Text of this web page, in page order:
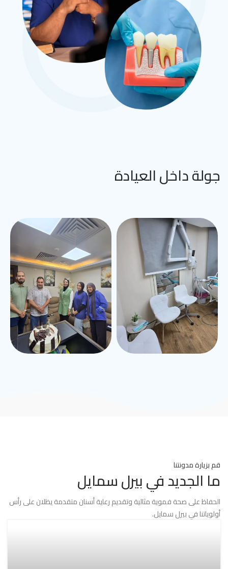
جولة داخل العيادة
قم بزيارة مدونتنا
ما الجديد في بيرل سمايل
الحفاظ على صحة فموية مثالية وتقديم رعاية أسنان متقدمة يظلان على رأس
أولوياتنا في بيرل سمايل.